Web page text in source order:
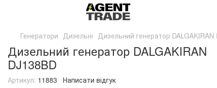
Генератори Дизельні Дизельний генератор DALGAKIRAN
Дизельний генератор DALGAKIRAN
DJ138BD
Артикул: 11883 Написати відгук